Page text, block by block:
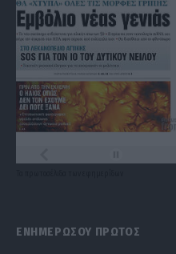
ΕΝΗΜΕΡΩΣΟΥ ΠΡΩΤΟΣ